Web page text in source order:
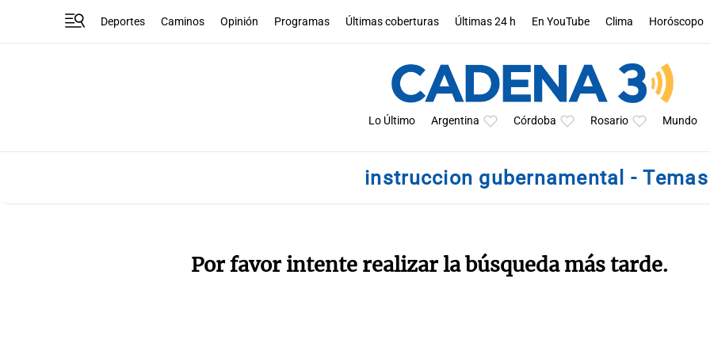
Deportes Caminos Opinión Programas Últimas coberturas Últimas 24 h En YouTube Clima Horóscopo
Lo Último Argentina Córdoba Rosario Mundo
instruccion gubernamental - Temas
Por favor intente realizar la búsqueda más tarde.